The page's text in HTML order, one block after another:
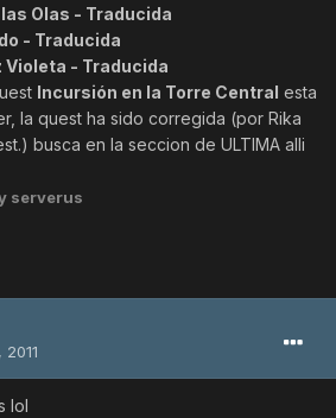
Olas - Traducida
- Traducida
Violeta - Traducida
Incursión en la Torre Central esta
la quest ha sido corregida (por Rika
busca en la seccion de ULTIMA alli
serverus
lol